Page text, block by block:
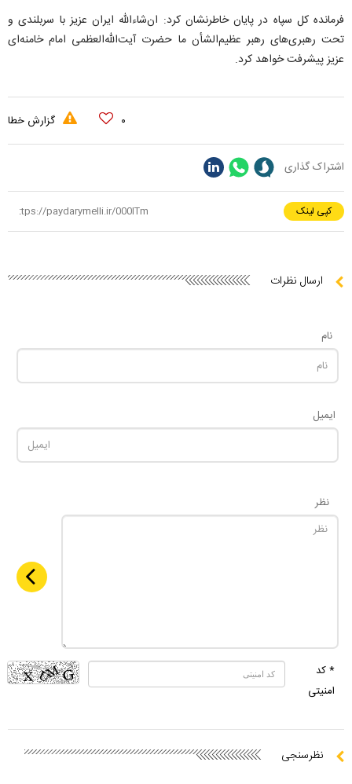
فرمانده کل سپاه در پایان خاطرنشان کرد: ان‌شاءالله ایران عزیز با سربلندی و
تحت رهبری‌های رهبر عظیم‌الشأن ما حضرت آیت‌الله‌العظمی امام خامنه‌ای
عزیز پیشرفت خواهد کرد.
۰ گزارش خطا
اشتراک گذاری
کپی لینک
ارسال نظرات
نام
ایمیل
نظر
* کد
امنیتی
نظرسنجی